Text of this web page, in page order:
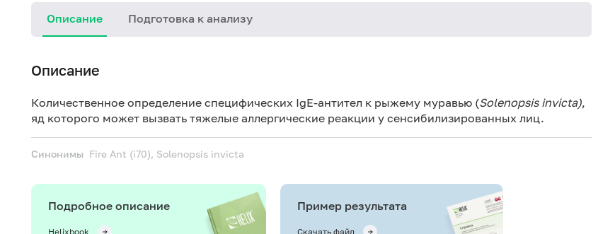
Описание Подготовка к анализу
Описание
Количественное определение специфических IgE-антител к рыжему муравью (Solenopsis invicta),
яд которого может вызвать тяжелые аллергические реакции у сенсибилизированных лиц.
Синонимы Fire Ant (i70), Solenopsis invicta
Подробное описание
Helixbook
Пример результата
Скачать файл